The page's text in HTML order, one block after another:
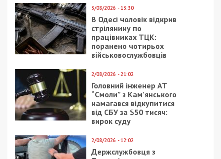
СУСПІЛЬСТВО
5/08/2020 - 15:57
Для малышей должны
подготовить
креативный первый
звонок
6/05/2021 - 13:00
На Днепропетровщине
накрыли перевозчиков
с оккупированных
территорий